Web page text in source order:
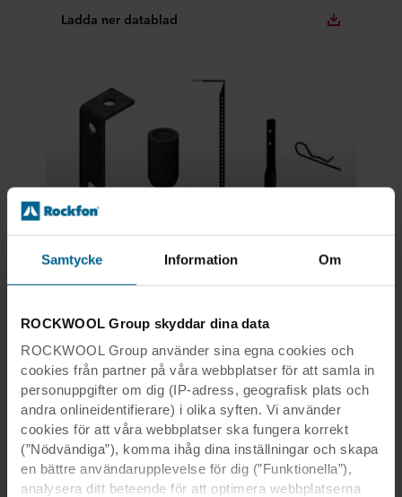
Samtycke Information Om
ROCKWOOL Group skyddar dina data
ROCKWOOL Group använder sina egna cookies och
cookies från partner på våra webbplatser för att samla in
personuppgifter om dig (IP-adress, geografisk plats och
andra onlineidentifierare) i olika syften. Vi använder
cookies för att våra webbplatser ska fungera korrekt
(”Nödvändiga”), komma ihåg dina inställningar och skapa
en bättre användarupplevelse för dig (”Funktionella”),
analysera ditt beteende för att optimera webbplatserna
Ladda ner datablad
Korrosionsbeständigt klass D, Speciella tillbehör till, Tillbehör, Bärverk och tillbehör
Korrosionsbeständigt klass D
brandpåverkan
Se produkt
Ladda ner datablad